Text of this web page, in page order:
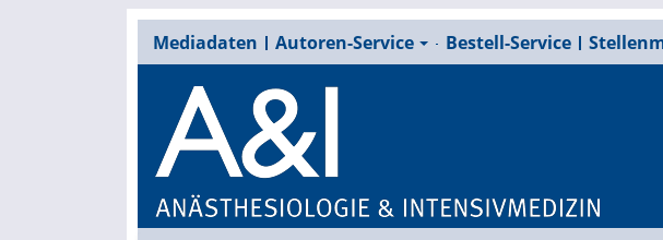
Mediadaten Autoren-Service Bestell-Service